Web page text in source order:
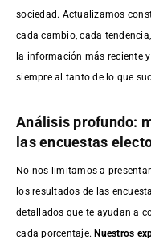
sociedad. Actualizamos
cada cambio, cada
la información más reciente
siempre al tanto de lo que
Análisis profundo:
las encuestas
No nos limitamos a
los resultados de las
detallados que te ayudan a
cada porcentaje.Nuestros